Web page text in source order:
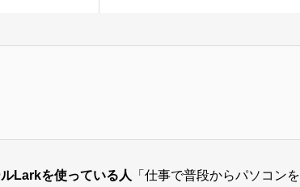
Larkを使っている人
「仕事で普段からパソコンを